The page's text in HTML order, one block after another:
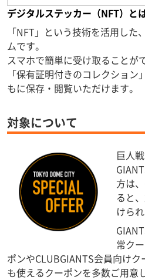
デジタルステッカー（NFT）と
「NFT」という技術を活用し
ムです。
スマホで簡単に受け取ることが
「保有証明付きのコレクショ
もに保存・閲覧いただけます。
対象について
巨人
方は
ると
けられ
常ク
ポンやCLUBGIANTS会員向け
も使えるクーポンを多数ご用意